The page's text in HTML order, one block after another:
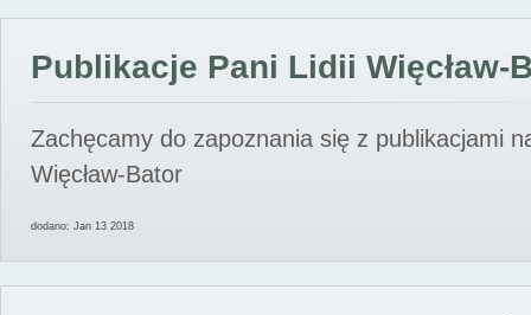
Publikacje Pani Lidii Więcław-
Zachęcamy do zapoznania się z publikacjami
Więcław-Bator
dodano: Jan 13 2018